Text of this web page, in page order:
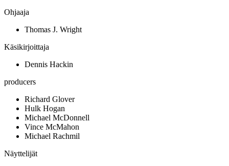
Ohjaaja
Thomas J. Wright
Käsikirjoittaja
Dennis Hackin
producers
Richard Glover
Hulk Hogan
Michael McDonnell
Vince McMahon
Michael Rachmil
Näyttelijät